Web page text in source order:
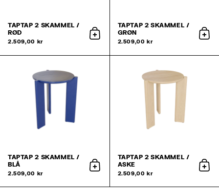
TAPTAP 2 SKAMMEL /
RØD
2.509,00 kr
Tilføj til kurv
TAPTAP 2 SKAMMEL /
GRØN
2.509,00 kr
TAPTAP 2 SKAMMEL /
BLÅ
2.509,00 kr
Tilføj til kurv
TAPTAP 2 SKAMMEL /
ASKE
2.509,00 kr